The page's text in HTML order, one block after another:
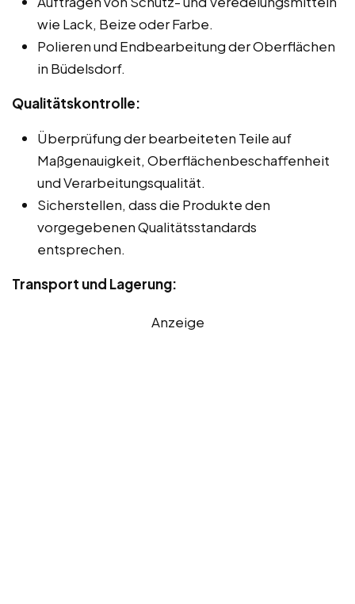
wie Lack, Beize oder Farbe.
Polieren und Endbearbeitung der Oberflächen
in Büdelsdorf.
Qualitätskontrolle:
Überprüfung der bearbeiteten Teile auf
Maßgenauigkeit, Oberflächenbeschaffenheit
und Verarbeitungsqualität.
Sicherstellen, dass die Produkte den
vorgegebenen Qualitätsstandards
entsprechen.
Transport und Lagerung:
Anzeige